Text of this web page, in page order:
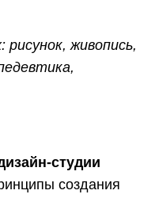
рисунок, живопись,
студии
создания